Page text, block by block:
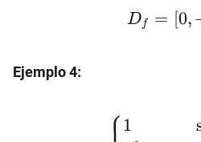
D_f=
[0,
D f = [0,
Ejemplo 4:
f(x)=\begin{cases}
1 \hspace{13mm}
⎧1